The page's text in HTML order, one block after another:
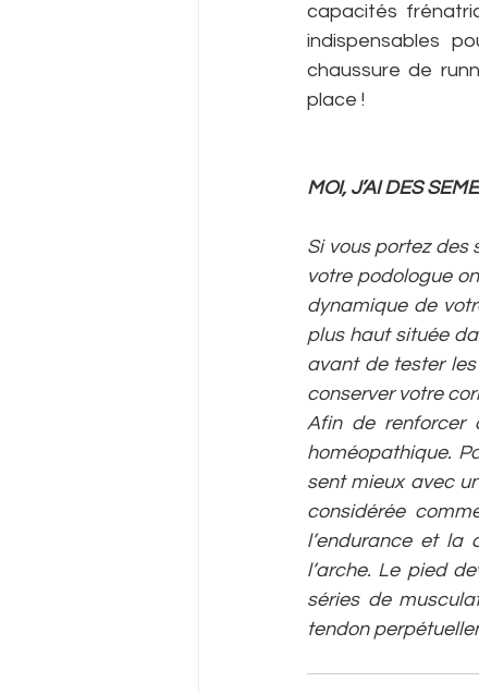
capacités
indispensables
chaussure de
place !
MOI, J’AI DES
Si vous portez
votre podologue
dynamique de
plus haut située
avant de tester
conserver votre
Afin de renforcer
homéopathique.
sent mieux avec
considérée
l’endurance et la
l’arche. Le pied
séries de
tendon